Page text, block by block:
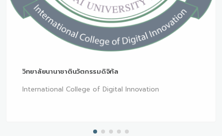
วิทยาลัยนานาชาตินวัตกรรมดิจิทัล
International College of Digital Innovation